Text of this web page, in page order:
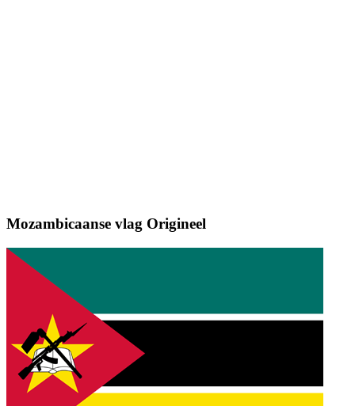
Mozambicaanse vlag Origineel